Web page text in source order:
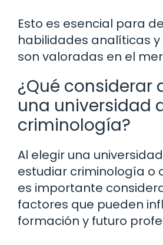
Esto es esencial para
habilidades analíticas
son valoradas en el
¿Qué considerar
una universidad
criminología?
Al elegir una
estudiar criminología o
es importante
factores que pueden
formación y futuro